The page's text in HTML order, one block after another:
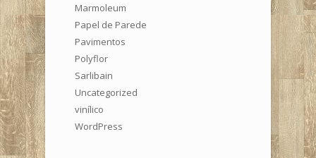
Marmoleum
Papel de Parede
Pavimentos
Polyflor
Sarlibain
Uncategorized
vinílico
WordPress